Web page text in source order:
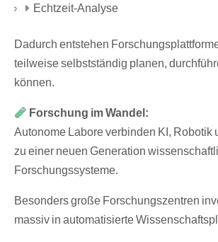
Echtzeit-Analyse
Dadurch entstehen
teilweise selbstständig planen,
können.
Forschung im Wandel:
Autonome Labore verbinden KI, Robotik
zu einer neuen Generation
Forschungssysteme.
Besonders große Forschungszentren
massiv in automatisierte